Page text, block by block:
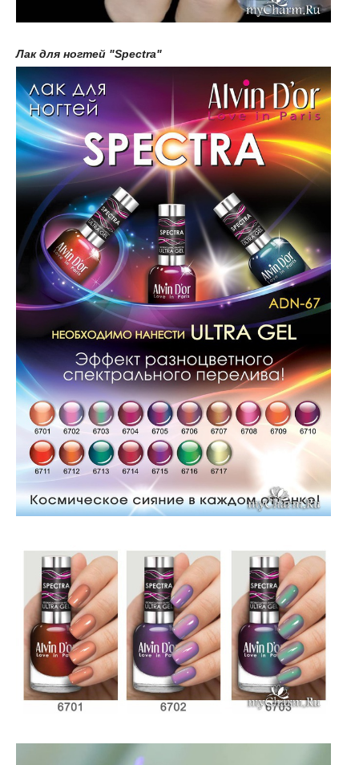
Лак для ногтей "Spectra"